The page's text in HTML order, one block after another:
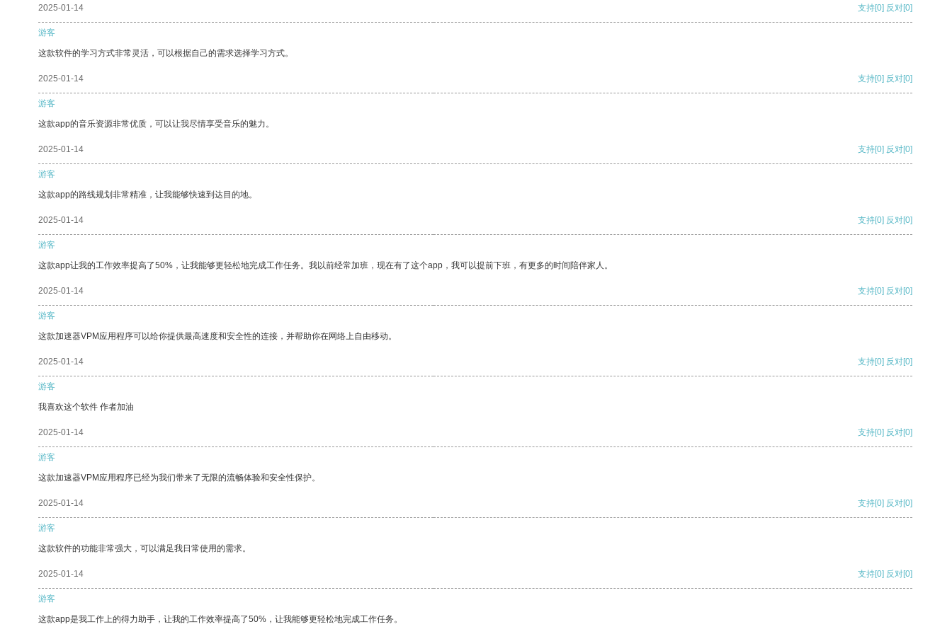
2025-01-14 支持[0] 反对[0]
游客
这款软件的学习方式非常灵活，可以根据自己的需求选择学习方式。
2025-01-14 支持[0] 反对[0]
游客
这款app的音乐资源非常优质，可以让我尽情享受音乐的魅力。
2025-01-14 支持[0] 反对[0]
游客
这款app的路线规划非常精准，让我能够快速到达目的地。
2025-01-14 支持[0] 反对[0]
游客
这款app让我的工作效率提高了50%，让我能够更轻松地完成工作任务。我以前经常加班，现在有了这个app，我可以提前下班，有更多的时间陪伴家人。
2025-01-14 支持[0] 反对[0]
游客
这款加速器VPM应用程序可以给你提供最高速度和安全性的连接，并帮助你在网络上自由移动。
2025-01-14 支持[0] 反对[0]
游客
我喜欢这个软件 作者加油
2025-01-14 支持[0] 反对[0]
游客
这款加速器VPM应用程序已经为我们带来了无限的流畅体验和安全性保护。
2025-01-14 支持[0] 反对[0]
游客
这款软件的功能非常强大，可以满足我日常使用的需求。
2025-01-14 支持[0] 反对[0]
游客
这款app是我工作上的得力助手，让我的工作效率提高了50%，让我能够更轻松地完成工作任务。